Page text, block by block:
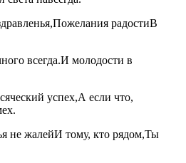
радостиВ
всегда.И молодости в
успех,А если что,
не жалейИ тому, кто рядом,Ты